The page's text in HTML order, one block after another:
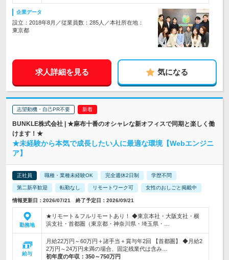
企業データ
設立：2018年8月／従業員数：285人／本社所在地：
東京都
求人詳細を見る 気になる
志望動機・自己PR不要
BUNKLE株式会社 | ★麻布十番のオシャレな新オフィスで同期と楽しく働
けます！★
★未経験から本気で成長したい人に最適な環境【Webエンジニ
ア】
正社員 職種・業種未経験OK 完全週休2日制 学歴不問
第二新卒歓迎 転勤なし リモートワーク可 女性のおしごと掲載中
情報更新日：2026/07/21 終了予定日：2026/09/21
勤務地
★リモート＆フルリモートあり！ ◆東京本社・大阪支社・横
浜支社・首都圏（東京都・神奈川県・埼玉県・…
給与
月給22万円～60万円＋諸手当＋賞与年2回 【首都圏】 ◆月給2
2万円～24万円未満の場合、固定残業代は含み…
初年度の年収： 350～750万円